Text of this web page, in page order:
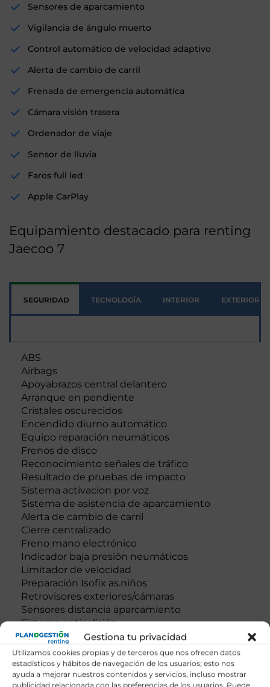
Gestiona tu privacidad
Utilizamos cookies propias y de terceros que nos ofrecen datos
estadísticos y hábitos de navegación de los usuarios; esto nos
ayuda a mejorar nuestros contenidos y servicios, incluso mostrar
publicidad relacionada con las preferencias de los usuarios. Puede
Sensores de aparcamiento
Vigilancia de ángulo muerto
Control automático de velocidad adaptivo
Alerta de cambio de carril
Frenada de emergencia automática
Cámara visión trasera
Ordenador de viaje
Sensor de lluvia
Faros full led
Apple CarPlay
Equipamiento destacado para renting
Jaecoo 7
SEGURIDAD TECNOLOGÍA INTERIOR EXTERIOR
ABS
Airbags
Apoyabrazos central delantero
Arranque en pendiente
Cristales oscurecidos
Encendido diurno automático
Equipo reparación neumáticos
Frenos de disco
Reconocimiento señales de tráfico
Resultado de pruebas de impacto
Sistema activacion por voz
Sistema de asistencia de aparcamiento
Alerta de cambio de carril
Cierre centralizado
Freno mano electrónico
Indicador baja presión neumáticos
Limitador de velocidad
Preparación Isofix as.niños
Retrovisores exteriores/cámaras
Sensores distancia aparcamiento
Sistema anticolisión
Sistema de servofreno de emergencia
Tecnología